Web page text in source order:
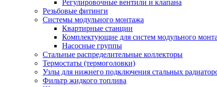
Регулировочные вентили и клапана
Резьбовые фитинги
Системы модульного монтажа
Квартирные станции
Комплектующие для систем модульного
Насосные группы
Стальные распределительные коллекторы
Термостаты (термоголовки)
Узлы для нижнего подключения стальных
Фильтр жидкого топлива